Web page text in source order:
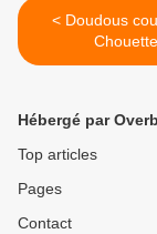
< Doudous couverture
Hébergé par
Top articles
Pages
Contact